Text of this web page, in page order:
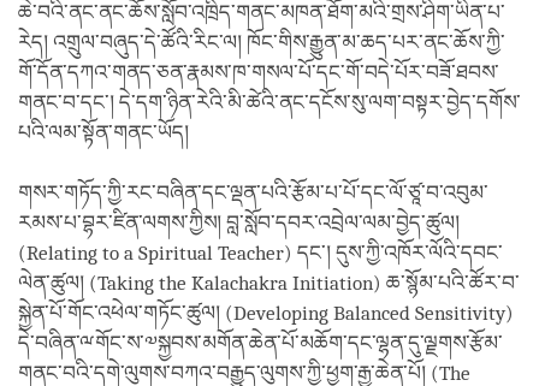
ཆེ་བའི་ནང་ནང་ཆོས་སློབ་འཁྲིད་གནང་མཁན་ཐོག་མའི་གྲས་ཤིག་ཡིན་པ་
རེད། འགྲུལ་བཞུད་དེ་ཚོའི་རིང་ལ། ཁོང་གིས་རྒྱུན་མ་ཆད་པར་ནང་ཆོས་ཀྱི་
གོ་དོན་དཀའ་གནད་ཅན་རྣམས་ཁ་གསལ་པོ་དང་གོ་བདེ་པོར་བཟོ་ཐབས་
གནང་བ་དང་། དེ་དག་ཉིན་རེའི་མི་ཚེའི་ནང་དངོས་སུ་ལག་བསྟར་བྱེད་དགོས་
པའི་ལམ་སྟོན་གནང་ཡོད།
གསར་གཏོད་ཀྱི་རང་བཞིན་དང་ལྡན་པའི་རྩོམ་པ་པོ་དང་ལོ་ཙཱ་བ་འབུམ་
རམས་པ་བྷར་ཛིན་ལགས་ཀྱིས། བླ་སློབ་དབར་འབྲེལ་ལམ་བྱེད་ཚུལ།
(Relating to a Spiritual Teacher) དང་། དུས་ཀྱི་འཁོར་ལོའི་དབང་
ལེན་ཚུལ། (Taking the Kalachakra Initiation) ཆ་སྙོམ་པའི་ཚོར་བ་
སྐྱེན་པོ་གོང་འཕེལ་གཏོང་ཚུལ། (Developing Balanced Sensitivity)
དེ་བཞིན་ྋགོང་ས་༧སྐྱབས་མགོན་ཆེན་པོ་མཆོག་དང་ལྷན་དུ་ལྗགས་རྩོམ་
གནང་བའི་དགེ་ལུགས་བཀའ་བརྒྱུད་ལུགས་ཀྱི་ཕྱག་རྒྱ་ཆེན་པོ། (The